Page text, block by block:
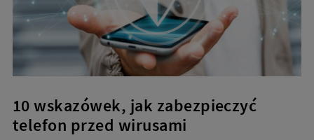
10 wskazówek, jak zabezpieczyć
telefon przed wirusami